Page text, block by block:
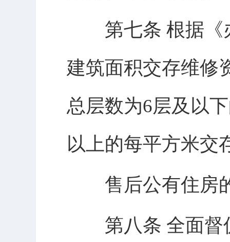
第七条 根据《
建筑面积交存维修
总层数为6层及以
以上的每平方米交
售后公有住房的
第八条 全面督